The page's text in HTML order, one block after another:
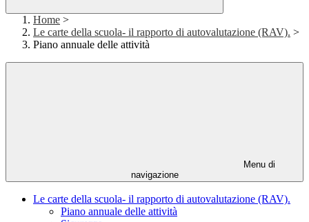
Home >
Le carte della scuola- il rapporto di autovalutazione (RAV). >
Piano annuale delle attività
Menu di
navigazione
Le carte della scuola- il rapporto di autovalutazione (RAV).
Piano annuale delle attività